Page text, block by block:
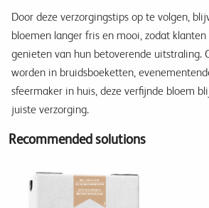
Door deze verzorgingstips op te volgen,
bloemen langer fris en mooi, zodat
genieten van hun betoverende uitstraling.
worden in bruidsboeketten,
sfeermaker in huis, deze verfijnde bloem
juiste verzorging.
Recommended solutions